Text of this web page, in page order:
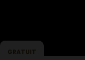
GRATUIT